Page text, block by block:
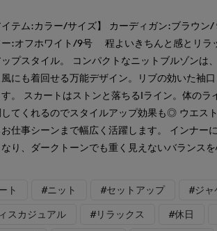
イテム:カラー/サイズ】 カーディガン:ブラウ
ー:オフホワイト/9号 程よいきちんと感とリラ
プスタイル。 コンパクトなニットブルゾンは
風にも着回せる万能デザイン。リブの効いた袖
。 スカートはストンと落ちるIライン。体のラ
してくれるのでスタイルアップ効果も◎ ウエス
お仕事シーンまで幅広く活躍します。 インナー
り、ダークトーンでも重く見えないバランスを
ト #ニット #セットアップ #ジャ
スカジュアル #リラックス #休日